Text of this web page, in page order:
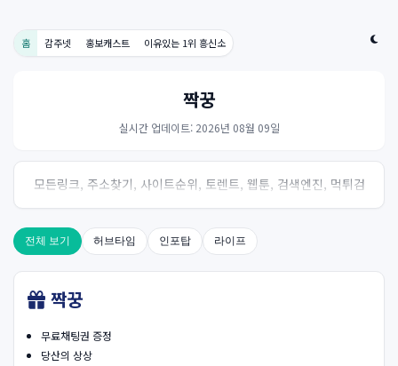
홈 감주넷 홍보캐스트 이유있는 1위 흥신소
짝꿍
실시간 업데이트: 2026년 08월 09일
모든링크, 주소찾기, 사이트순위, 토렌트, 웹툰, 검색엔진, 먹튀검
증, 스포츠, 드라마, 커뮤니티 링크사이트! 여기여
전체 보기 허브타임 인포탑 라이프
짝꿍
무료채팅권 증정
당산의 상상